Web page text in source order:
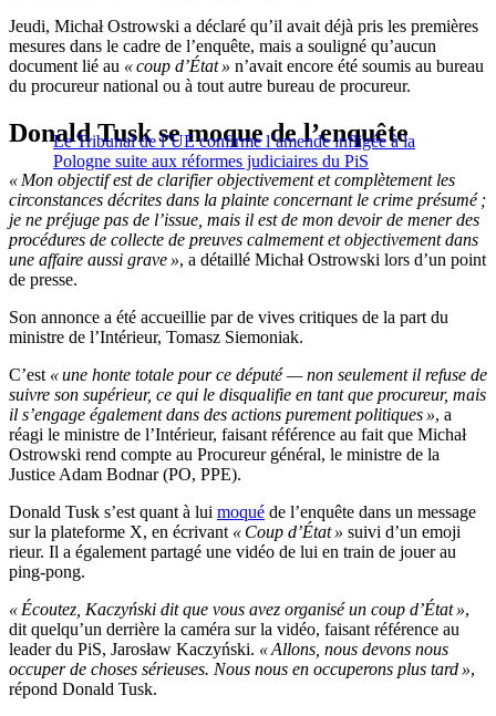
Jeudi, Michał Ostrowski a déclaré qu’il avait déjà pris les premières
mesures dans le cadre de l’enquête, mais a souligné qu’aucun
document lié au « coup d’État » n’avait encore été soumis au bureau
du procureur national ou à tout autre bureau de procureur.
Le Tribunal de l’UE confirme l’amende infligée à la
Pologne suite aux réformes judiciaires du PiS
Donald Tusk se moque de l’enquête
« Mon objectif est de clarifier objectivement et complètement les
circonstances décrites dans la plainte concernant le crime présumé ;
je ne préjuge pas de l’issue, mais il est de mon devoir de mener des
procédures de collecte de preuves calmement et objectivement dans
une affaire aussi grave », a détaillé Michał Ostrowski lors d’un point
de presse.
Son annonce a été accueillie par de vives critiques de la part du
ministre de l’Intérieur, Tomasz Siemoniak.
C’est « une honte totale pour ce député — non seulement il refuse de
suivre son supérieur, ce qui le disqualifie en tant que procureur, mais
il s’engage également dans des actions purement politiques », a
réagi le ministre de l’Intérieur, faisant référence au fait que Michał
Ostrowski rend compte au Procureur général, le ministre de la
Justice Adam Bodnar (PO, PPE).
Donald Tusk s’est quant à lui moqué de l’enquête dans un message
sur la plateforme X, en écrivant « Coup d’État » suivi d’un emoji
rieur. Il a également partagé une vidéo de lui en train de jouer au
ping-pong.
« Écoutez, Kaczyński dit que vous avez organisé un coup d’État »,
dit quelqu’un derrière la caméra sur la vidéo, faisant référence au
leader du PiS, Jarosław Kaczyński. « Allons, nous devons nous
occuper de choses sérieuses. Nous nous en occuperons plus tard »,
répond Donald Tusk.